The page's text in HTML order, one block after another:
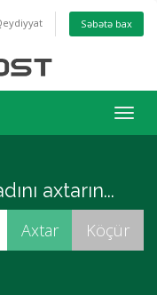
Səbətə bax
keçid
axtarın...